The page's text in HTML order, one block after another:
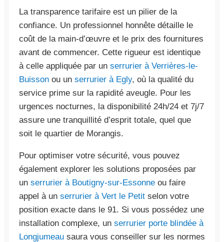
La transparence tarifaire est un pilier de la
confiance. Un professionnel honnête détaille le
coût de la main-d’œuvre et le prix des fournitures
avant de commencer. Cette rigueur est identique
à celle appliquée par un serrurier à Verrières-le-
Buisson ou un serrurier à Egly, où la qualité du
service prime sur la rapidité aveugle. Pour les
urgences nocturnes, la disponibilité 24h/24 et 7j/7
assure une tranquillité d’esprit totale, quel que
soit le quartier de Morangis.
Pour optimiser votre sécurité, vous pouvez
également explorer les solutions proposées par
un serrurier à Boutigny-sur-Essonne ou faire
appel à un serrurier à Vert le Petit selon votre
position exacte dans le 91. Si vous possédez une
installation complexe, un serrurier porte blindée à
Longjumeau saura vous conseiller sur les normes